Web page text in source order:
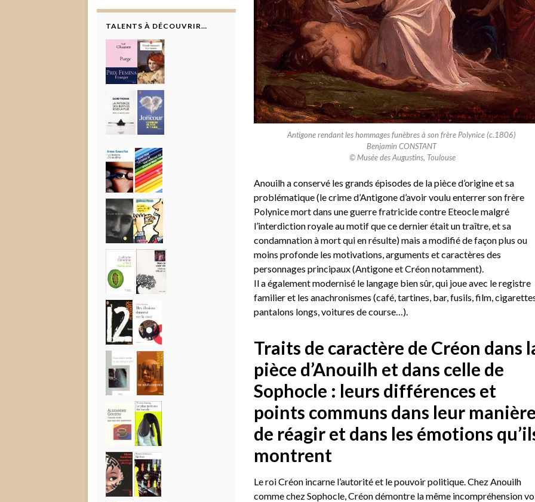
Antigone rendant les hommages funèbres à son frère Polynice (c.1806)
Benjamin CONSTANT
© Musée des Augustins, Toulouse
Anouilh a conservé les grands épisodes de la pièce d’origine et sa
problématique (le crime d’Antigone d’avoir voulu enterrer son frère
Polynice mort dans une guerre fratricide contre Eteocle malgré
l’interdiction royale au motif que ce dernier était un traître, et sa
condamnation à mort qui en résulte) mais a modifié de façon plus ou
moins profonde les motivations, arguments et caractères des
personnages principaux (Antigone et Créon notamment).
Il a également modernisé le langage bien sûr, qui joue avec le registre
familier et les anachronismes (café, tartines, bar, fusils, film,
pantalons longs, voitures de course…).
Traits de caractère de Créon dans
pièce d’Anouilh et dans celle de
Sophocle : leurs différences et
points communs dans leur
de réagir et dans les émotions
montrent
Le roi Créon incarne l’autorité et le pouvoir politique. Chez Anouilh
comme chez Sophocle, Créon démontre la même incompréhension
TALENTS À DÉCOUVRIR…